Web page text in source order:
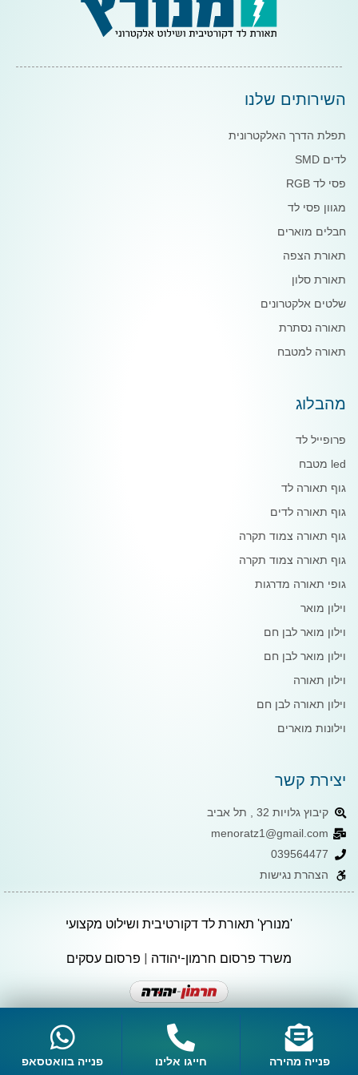
השירותים שלנו
תפלת הדרך האלקטרונית
לדים SMD
פסי לד RGB
מגוון פסי לד
חבלים מוארים
תאורת הצפה
תאורת סלון
שלטים אלקטרונים
תאורה נסתרת
תאורה למטבח
מהבלוג
פרופייל לד
led מטבח
גוף תאורה לד
גוף תאורה לדים
גוף תאורה צמוד תקרה
גוף תאורה צמוד תקרה
גופי תאורה מדרגות
וילון מואר
וילון מואר לבן חם
וילון מואר לבן חם
וילון תאורה
וילון תאורה לבן חם
וילונות מוארים
יצירת קשר
קיבוץ גלויות 32 , תל אביב
menoratz1@gmail.com
039564477
הצהרת נגישות
'מנורץ' תאורת לד דקורטיבית ושילוט מקצועי
משרד פרסום חרמון-יהודה פרסום עסקים
פנייה מהירה חייגו אלינו פנייה בוואטסאפ